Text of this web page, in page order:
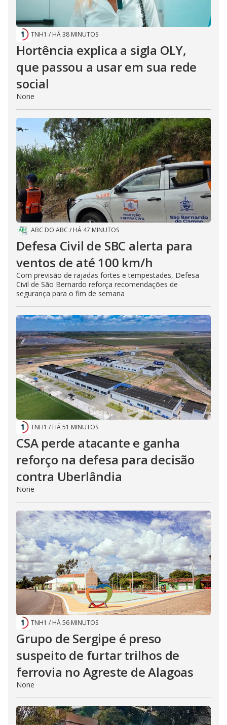
TNH1 / HÁ 38 MINUTOS
Hortência explica a sigla OLY,
que passou a usar em sua rede
social
None
ABC DO ABC / HÁ 47 MINUTOS
Defesa Civil de SBC alerta para
ventos de até 100 km/h
Com previsão de rajadas fortes e tempestades, Defesa
Civil de São Bernardo reforça recomendações de
segurança para o fim de semana
TNH1 / HÁ 51 MINUTOS
CSA perde atacante e ganha
reforço na defesa para decisão
contra Uberlândia
None
TNH1 / HÁ 56 MINUTOS
Grupo de Sergipe é preso
suspeito de furtar trilhos de
ferrovia no Agreste de Alagoas
None